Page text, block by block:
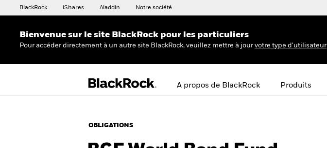
BlackRock iShares Aladdin Notre société
Bienvenue sur le site BlackRock pour les particuliers
Pour accéder directement à un autre site BlackRock, veuillez mettre à jour votre type d'utilisateur
A propos de BlackRock Produits
OBLIGATIONS